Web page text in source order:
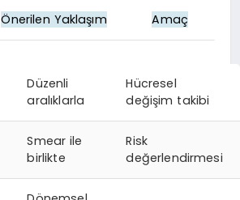
Önerilen Yaklaşım Amaç
Düzenli
aralıklarla
Hücresel
değişim takibi
Smear ile
birlikte
Risk
değerlendirmesi